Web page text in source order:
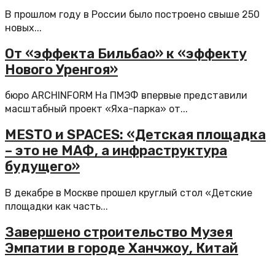
В прошлом году в России было построено свыше 250
новых...
От «эффекта Бильбао» к «эффекту
Нового Уренгоя»
бюро ARCHINFORM На ПМЭФ впервые представили
масштабный проект «Яха-парка» от...
MESTO и SPACES: «Детская площадка
– это не МАФ, а инфраструктура
будущего»
В декабре в Москве прошел круглый стол «Детские
площадки как часть...
Завершено строительство Музея
Эмпатии в городе Ханчжоу, Китай